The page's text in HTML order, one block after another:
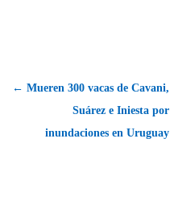
← Mueren 300 vacas de Cavani,
Suárez e Iniesta por
inundaciones en Uruguay